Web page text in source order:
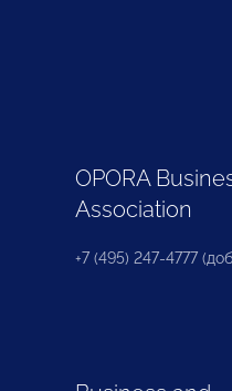
OPORA
Association
+7 (495) 247-4777